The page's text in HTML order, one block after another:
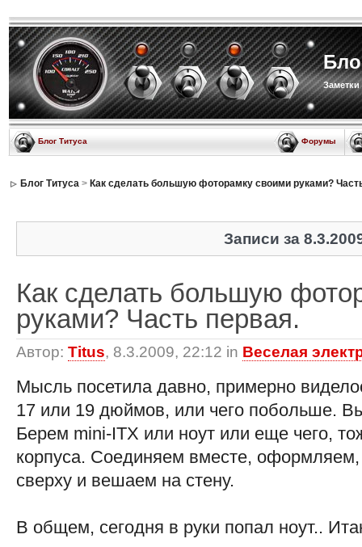
Блог Титуса Форумы
Блог Титуса> Как сделать большую фоторамку своими руками?
Записи за
Как сделать большую
руками? Часть первая.
Автор: Titus, 8.3.2009, 22:12 in Веселая
Мысль посетила давно, примерно
17 или 19 дюймов, или чего побольше.
Берем mini-ITX или ноут или еще чего,
корпуса. Соединяем вместе,
сверху и вешаем на стену.
В общем, сегодня в руки попал ноут..